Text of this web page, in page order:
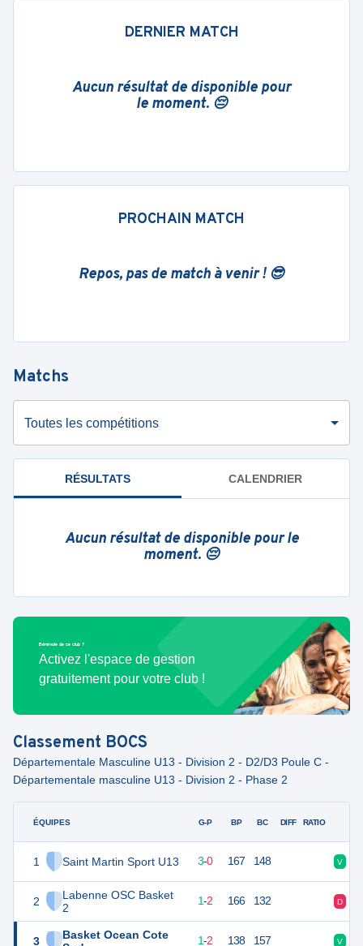
DERNIER MATCH
Aucun résultat de disponible pour
le moment. 😔
PROCHAIN MATCH
Repos, pas de match à venir ! 😎
Matchs
Toutes les compétitions
RÉSULTATS CALENDRIER
Aucun résultat de disponible pour le
moment. 😔
Bénévole de ce club ?
Activez l'espace de gestion
gratuitement pour votre club !
Classement BOCS
Départementale Masculine U13 - Division 2 - D2/D3 Poule C -
Départementale masculine U13 - Division 2 - Phase 2
ÉQUIPES
1 Saint Martin Sport U13
2
Labenne OSC Basket
2
3
Basket Ocean Cote
G-P BP BC DIFF RATIO
6 3 3-0 167 148 V
4 3 1-2 166 132 D
4 1-2 138 157 V